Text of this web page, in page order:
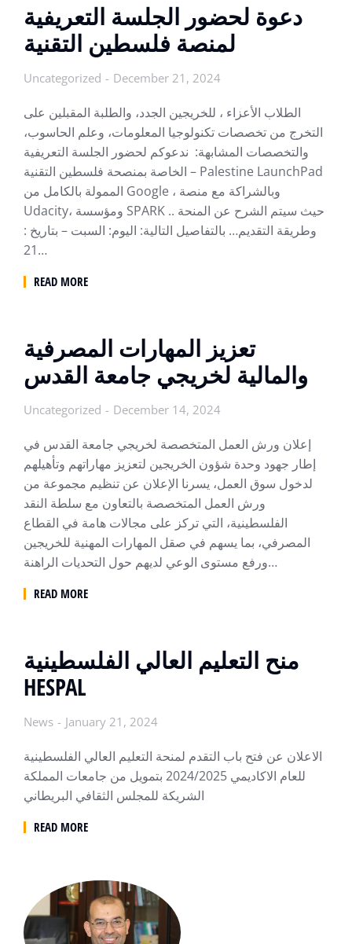
دعوة لحضور الجلسة التعريفية
لمنصة فلسطين التقنية
Uncategorized December 21, 2024
الطلاب الأعزاء ، للخريجين الجدد، والطلبة المقبلين على
التخرج من تخصصات تكنولوجيا المعلومات، وعلم الحاسوب،
والتخصصات المشابهة: ندعوكم لحضور الجلسة التعريفية
الخاصة بمنصحة فلسطين التقنية – Palestine LaunchPad
الممولة بالكامل من Google ، وبالشراكة مع منصة
Udacity، ومؤسسة SPARK .. حيث سيتم الشرح عن المنحة
وطريقة التقديم… بالتفاصيل التالية: اليوم: السبت – بتاريخ :
21…
READ MORE
تعزيز المهارات المصرفية
Uncategorized December 14, 2024
إعلان ورش العمل المتخصصة لخريجي جامعة القدس في
إطار جهود وحدة شؤون الخريجين لتعزيز مهاراتهم وتأهيلهم
لدخول سوق العمل، يسرنا الإعلان عن تنظيم مجموعة من
ورش العمل المتخصصة بالتعاون مع سلطة النقد
الفلسطينية، التي تركز على مجالات هامة في القطاع
المصرفي، بما يسهم في صقل المهارات المهنية للخريجين
ورفع مستوى الوعي لديهم حول التحديات الراهنة…
READ MORE
منح التعليم العالي الفلسطينية
HESPAL
News January 21, 2024
الاعلان عن فتح باب التقدم لمنحة التعليم العالي الفلسطينية
للعام الاكاديمي 2024/2025 بتمويل من جامعات المملكة
الشريكة للمجلس الثقافي البريطاني
READ MORE